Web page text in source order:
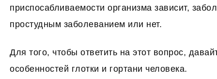
приспосабливаемости организма зависит,
простудным заболеванием или нет.
Для того, чтобы ответить на этот вопрос,
особенностей глотки и гортани человека.